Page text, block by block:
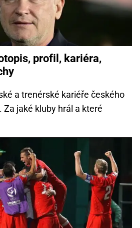
profil, kariéra,
a trenérské kariéře českého
Za jaké kluby hrál a které